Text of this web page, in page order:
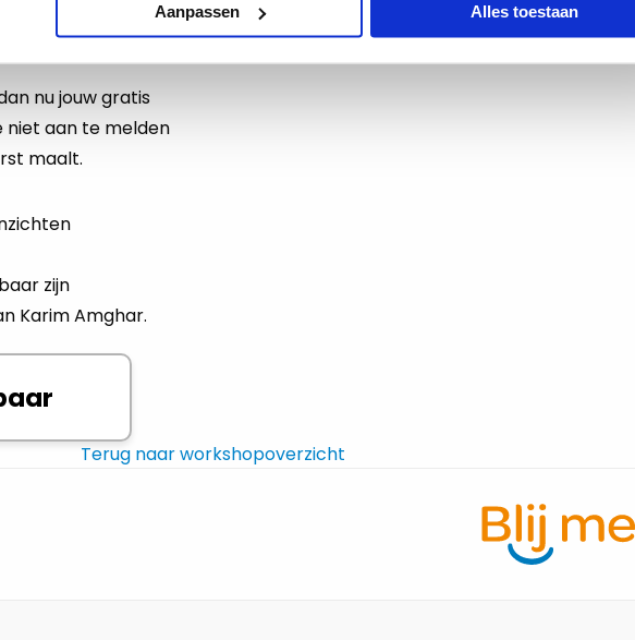
Aanpassen Alles toestaan
ticket
nu jouw gratis
niet aan te melden
maalt.
zijn
Karim Amghar.
Terug naar workshopoverzicht